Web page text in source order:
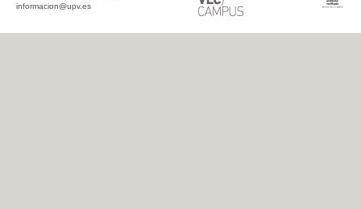
informacion@upv.es